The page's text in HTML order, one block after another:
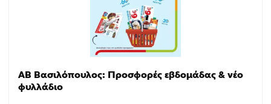
ΑΒ Βασιλόπουλος: Προσφορές εβδομάδας & νέο
φυλλάδιο